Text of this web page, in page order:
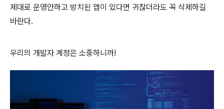
제대로 운영안하고 방치된 앱이 있다면 귀찮더라도 꼭 삭제하길
바란다.
우리의 개발자 계정은 소중하니까!